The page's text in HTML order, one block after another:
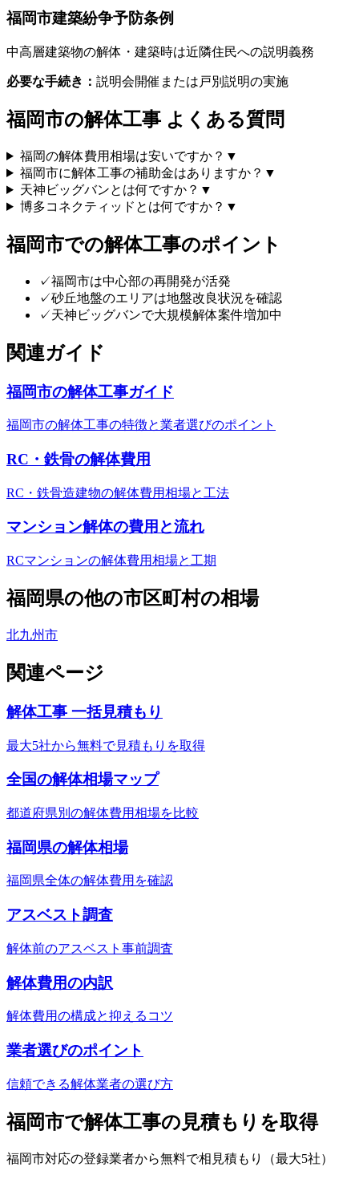
福岡市建築紛争予防条例
中高層建築物の解体・建築時は近隣住民への説明義務
必要な手続き： 説明会開催または戸別説明の実施
福岡市の解体工事 よくある質問
福岡の解体費用相場は安いですか？ ▼
福岡市に解体工事の補助金はありますか？ ▼
天神ビッグバンとは何ですか？ ▼
博多コネクティッドとは何ですか？ ▼
福岡市での解体工事のポイント
✓福岡市は中心部の再開発が活発
✓砂丘地盤のエリアは地盤改良状況を確認
✓天神ビッグバンで大規模解体案件増加中
関連ガイド
福岡市の解体工事ガイド
福岡市の解体工事の特徴と業者選びのポイント
RC・鉄骨の解体費用
RC・鉄骨造建物の解体費用相場と工法
マンション解体の費用と流れ
RCマンションの解体費用相場と工期
福岡県の他の市区町村の相場
北九州市
関連ページ
解体工事 一括見積もり
最大5社から無料で見積もりを取得
全国の解体相場マップ
都道府県別の解体費用相場を比較
福岡県の解体相場
福岡県全体の解体費用を確認
アスベスト調査
解体前のアスベスト事前調査
解体費用の内訳
解体費用の構成と抑えるコツ
業者選びのポイント
信頼できる解体業者の選び方
福岡市で解体工事の見積もりを取得
福岡市対応の登録業者から無料で相見積もり（最大5社）